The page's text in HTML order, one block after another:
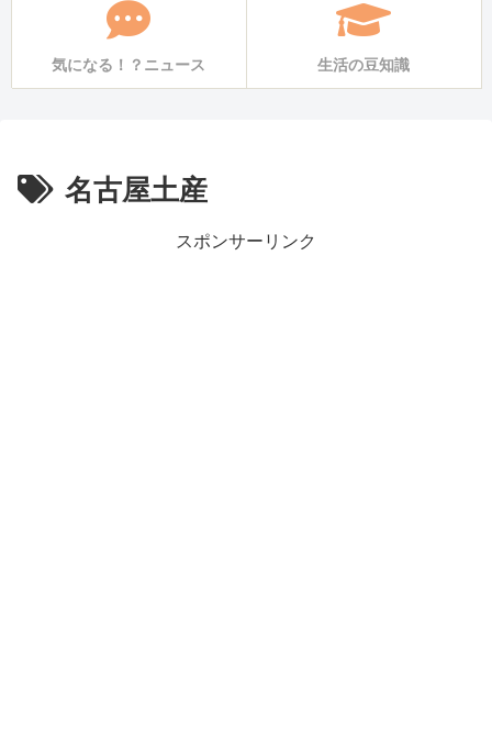
気になる！？ニュース 生活の豆知識
名古屋土産
スポンサーリンク